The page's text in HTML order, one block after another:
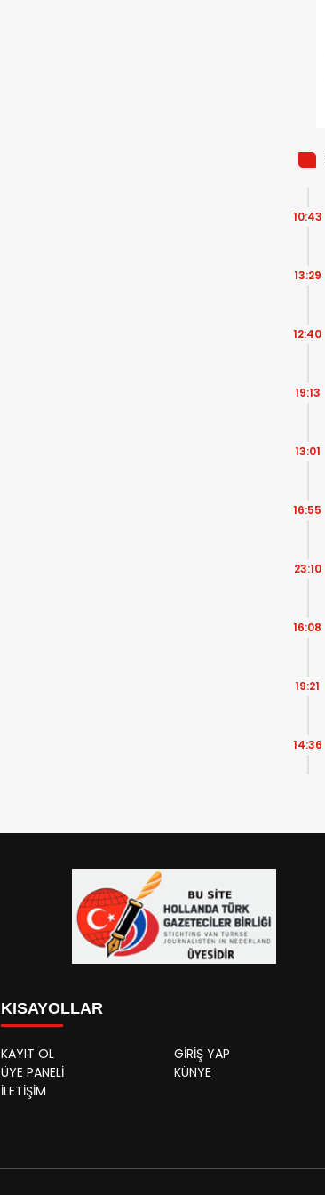
10:43
13:29
12:40
19:13
13:01
16:55
23:10
16:08
19:21
14:36
KISAYOLLAR
KAYIT OL
GİRİŞ YAP
ÜYE PANELİ
KÜNYE
İLETİŞİM